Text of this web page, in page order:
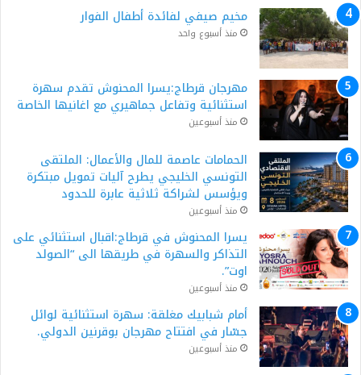
مخيم صيفي لفائدة أطفال الفوار
منذ أسبوع واحد
مهرجان قرطاج:يسرا المحنوش تقدم سهرة
استثنائية وتفاعل جماهيري مع اغانيها الخاصة
منذ أسبوعين
الحمامات عاصمة للمال والأعمال: الملتقى
التونسي الخليجي يطرح آليات تمويل مبتكرة
ويؤسس لشراكة ثلاثية عابرة للحدود
منذ أسبوعين
يسرا المحنوش في قرطاج:اقبال استثنائي على
التذاكر والسهرة في طريقها الى “الصولد
اوت”.
منذ أسبوعين
أمام شبابيك مغلقة: سهرة استثنائية لوائل
جسّار في افتتاح مهرجان بوقرنين الدولي.
منذ أسبوعين